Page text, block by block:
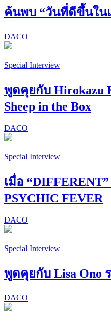
ค้นพบ “วันที่ดีขึ้นใน
DACO
Special Interview
พูดคุยกับ Hirokazu
Sheep in the Box
DACO
Special Interview
เมื่อ
PSYCHIC FEVER
DACO
Special Interview
พูดคุยกับ Lisa Ono
DACO